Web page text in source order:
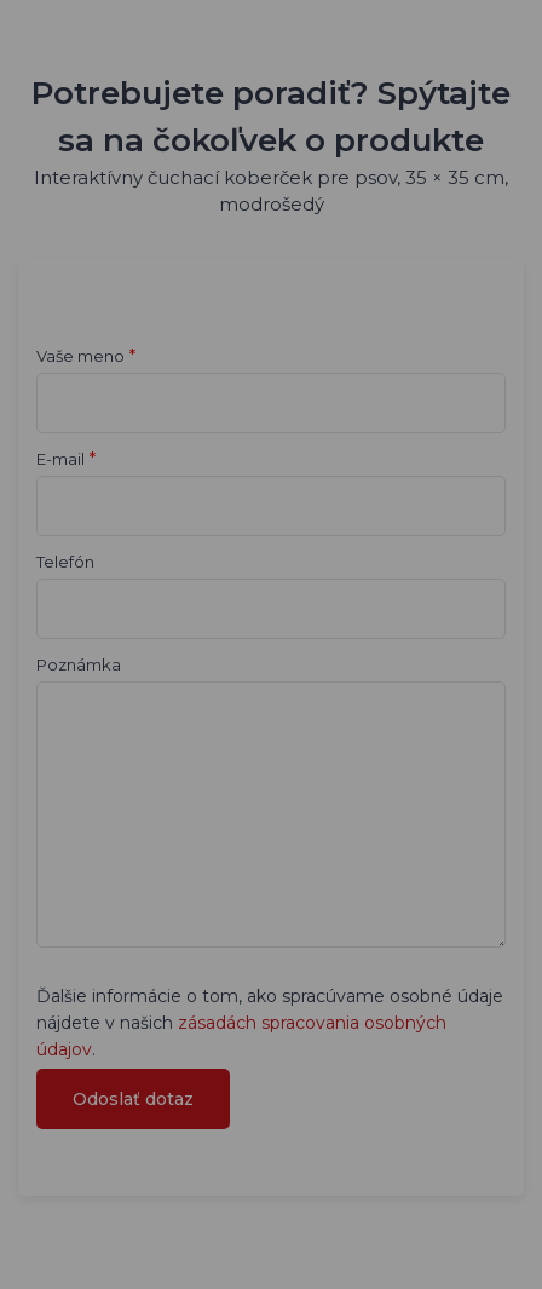
Potrebujete poradiť? Spýtajte
sa na čokoľvek o produkte
Interaktívny čuchací koberček pre psov, 35 × 35 cm,
modrošedý
Vaše meno *
E-mail *
Telefón
Poznámka
Ďalšie informácie o tom, ako spracúvame osobné údaje
nájdete v našich zásadách spracovania osobných
údajov.